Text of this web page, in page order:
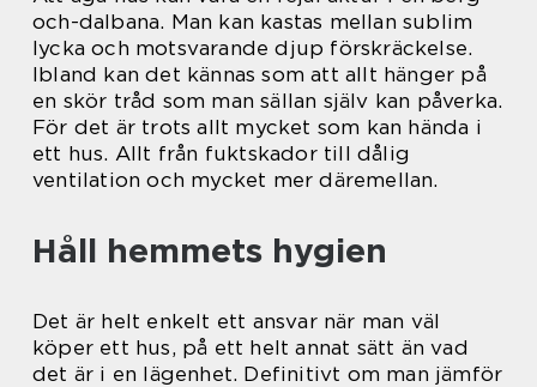
och-dalbana. Man kan kastas mellan sublim
lycka och motsvarande djup förskräckelse.
Ibland kan det kännas som att allt hänger på
en skör tråd som man sällan själv kan påverka.
För det är trots allt mycket som kan hända i
ett hus. Allt från fuktskador till dålig
ventilation och mycket mer däremellan.
Håll hemmets hygien
Det är helt enkelt ett ansvar när man väl
köper ett hus, på ett helt annat sätt än vad
det är i en lägenhet. Definitivt om man jämför